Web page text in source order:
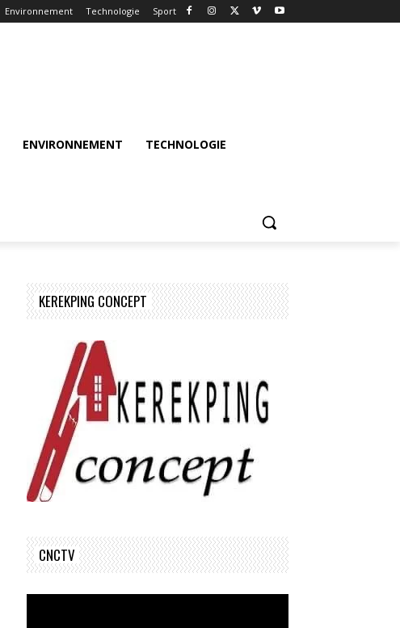
Environnement Technologie Sport
ENVIRONNEMENT TECHNOLOGIE
KEREKPING CONCEPT
CNCTV